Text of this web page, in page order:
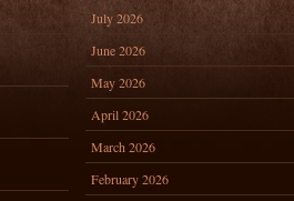
July 2026
June 2026
May 2026
April 2026
March 2026
February 2026